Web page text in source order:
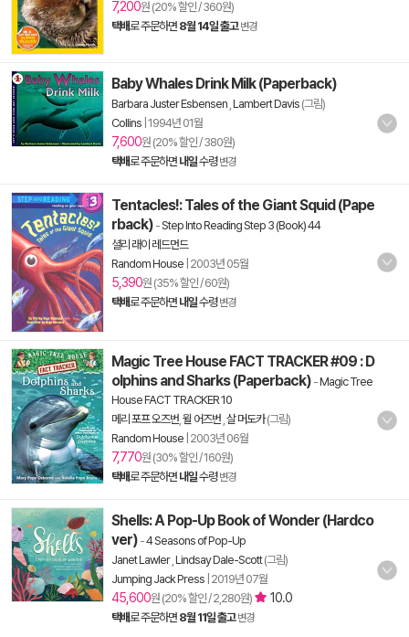
7,200원 (20% 할인 / 360원)
택배로 주문하면 8월 14일 출고 변경
Baby Whales Drink Milk (Paperback)
Barbara Juster Esbensen Lambert Davis (그림)
Collins 1994년 01월
7,600원 (20% 할인 / 380원)
택배로 주문하면 내일수령 변경
Tentacles!: Tales of the Giant Squid (Pape
rback) -Step Into Reading Step 3 (Book) 44
셜리 래이 레드먼드
Random House 2003년 05월
5,390원 (35% 할인 / 60원)
택배로 주문하면 내일수령 변경
Magic Tree House FACT TRACKER #09 : D
olphins and Sharks (Paperback) -Magic Tree
House FACT TRACKER 10
메리 포프 오즈번 윌 어즈번 살 머도카(그림)
Random House 2003년 06월
7,770원 (30% 할인 / 160원)
택배로 주문하면 내일수령 변경
Shells: A Pop-Up Book of Wonder (Hardco
ver) -4 Seasons of Pop-Up
Janet Lawler, Lindsay Dale-Scott(그림)
Jumping Jack Press 2019년 07월
45,600원 (20% 할인 / 2,280원) 10.0
택배로 주문하면 8월 11일 출고 변경